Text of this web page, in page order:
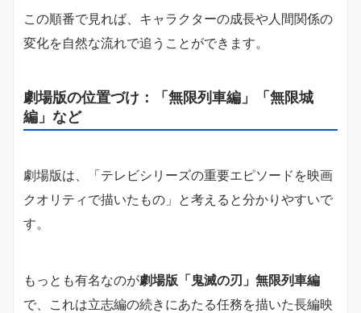
この順番で見れば、キャラクターの成長や人間関係の
変化を自然な流れで追うことができます。
劇場版の位置づけ：「無限列車編」「無限城
編」など
劇場版は、「テレビシリーズの重要エピソードを映画
クオリティで描いたもの」と考えると分かりやすいで
す。
もっとも有名なのが劇場版「鬼滅の刃」無限列車編
で、これは立志編の続きにあたる任務を描いた長編映